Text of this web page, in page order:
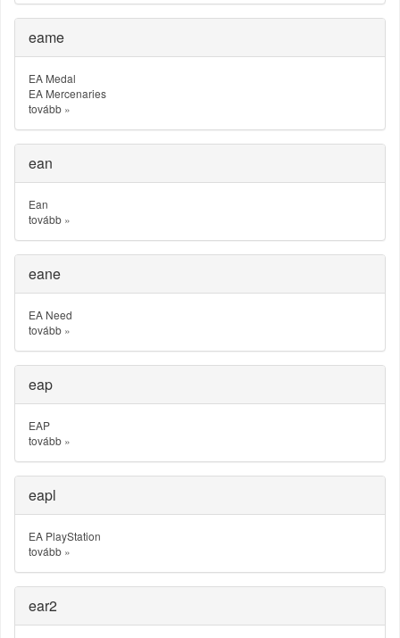
eame
EA Medal
EA Mercenaries
tovább »
ean
Ean
tovább »
eane
EA Need
tovább »
eap
EAP
tovább »
eapl
EA PlayStation
tovább »
ear2